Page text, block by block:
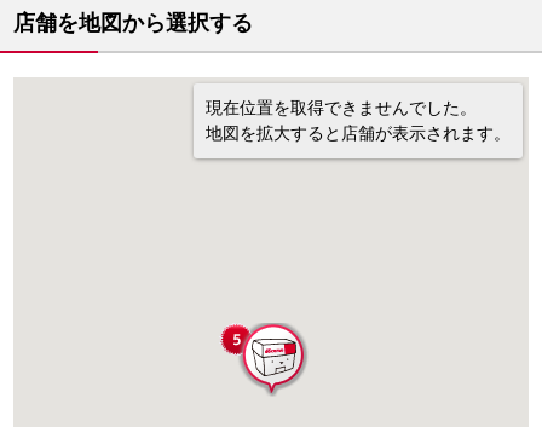
店舗を地図から選択する
現在位置を取得できませんでした。
地図を拡大すると店舗が表示されます。